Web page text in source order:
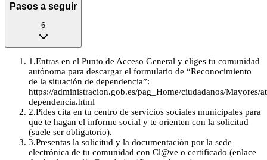
Pasos a seguir
6
1 .Entras en el Punto de Acceso General y eliges tu comunidad
autónoma para descargar el formulario de “Reconocimiento
de la situación de dependencia”:
https://administracion.gob.es/pag_Home/ciudadanos/Mayores/
dependencia.html
2.Pides cita en tu centro de servicios sociales municipales para
que te hagan el informe social y te orienten con la solicitud
(suele ser obligatorio).
3.Presentas la solicitud y la documentación por la sede
electrónica de tu comunidad con Cl@ve o certificado (enlace